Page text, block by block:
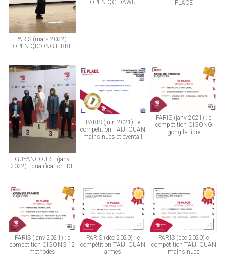
PARIS (mars 2022) :
OPEN QIGONG LIBRE
OPEN QG DAWU PLACE
GUYANCOURT (janv
2022) : qualification IDF
PARIS (juin 2021) : e
compétition TAIJI QUAN
mains nues et éventail
PARIS (janv 2021) : e
compétition QIGONG
gong fa libre
PARIS (janv 2021) : e
compétition QIGONG 12
méthodes
PARIS (déc 2020) : e
compétition TAIJI QUAN
armes
PARIS (déc 2020) e
compétition TAIJI QUAN
mains nues